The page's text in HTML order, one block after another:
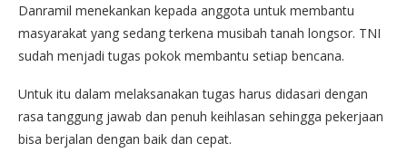
Danramil menekankan kepada anggota untuk membantu
masyarakat yang sedang terkena musibah tanah longsor. TNI
sudah menjadi tugas pokok membantu setiap bencana.
Untuk itu dalam melaksanakan tugas harus didasari dengan
rasa tanggung jawab dan penuh keihlasan sehingga pekerjaan
bisa berjalan dengan baik dan cepat.